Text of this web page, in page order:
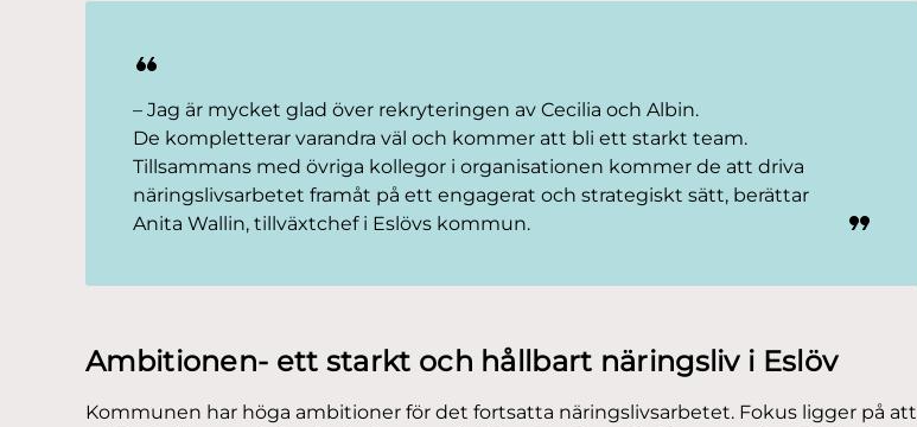
– Jag är mycket glad över rekryteringen av Cecilia och Albin.
De kompletterar varandra väl och kommer att bli ett starkt team.
Tillsammans med övriga kollegor i organisationen kommer de att driva
näringslivsarbetet framåt på ett engagerat och strategiskt sätt, berättar
Anita Wallin, tillväxtchef i Eslövs kommun.
Ambitionen- ett starkt och hållbart näringsliv i Eslöv
Kommunen har höga ambitioner för det fortsatta näringslivsarbetet. Fokus ligger på att